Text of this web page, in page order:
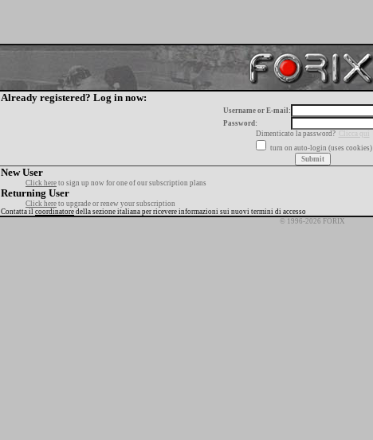
Already registered? Log in now:
Username or E-mail:
Password:
Dimenticato la password?
Clicca qui
turn on auto-login (uses cookies)
New User
Click here to sign up now for one of our subscription plans
Returning User
Click here to upgrade or renew your subscription
Contatta il coordinatore della sezione italiana per ricevere informazioni sui nuovi termini di accesso
© 1996-2026 FORIX